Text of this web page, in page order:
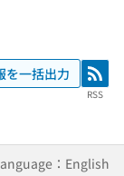
を一括出力 RSS
RSS
：English